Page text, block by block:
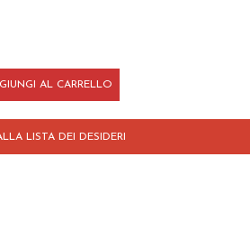
AL CARRELLO
LISTA DEI DESIDERI